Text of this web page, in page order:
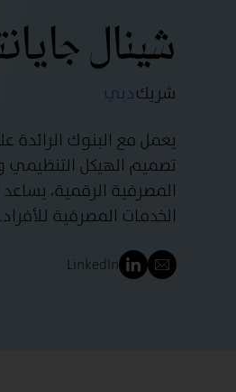
شينال
شريكدبي
يعمل مع البنوك الرائدة
تصميم الهيكل التنظيمي
المصرفية الرقمية،
الخدمات المصرفية للأفراد.
LinkedIn